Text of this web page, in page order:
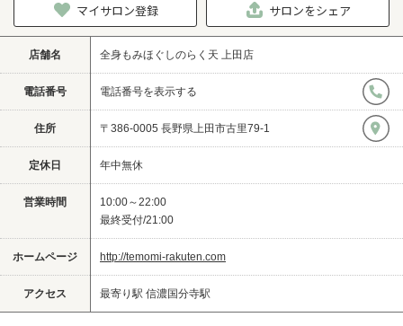
マイサロン登録 サロンをシェア
店舗名 全身もみほぐしのらく天 上田店
電話番号 電話番号を表示する
住所 〒386-0005 長野県上田市古里79-1
定休日 年中無休
営業時間
10:00～22:00
最終受付/21:00
ホームページ http://temomi-rakuten.com
アクセス 最寄り駅 信濃国分寺駅‎